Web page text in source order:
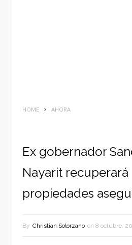
HOME AHORA
Ex gobernador
Nayarit recuperará
propiedades
By Christian Solorzano on 8 octubre,